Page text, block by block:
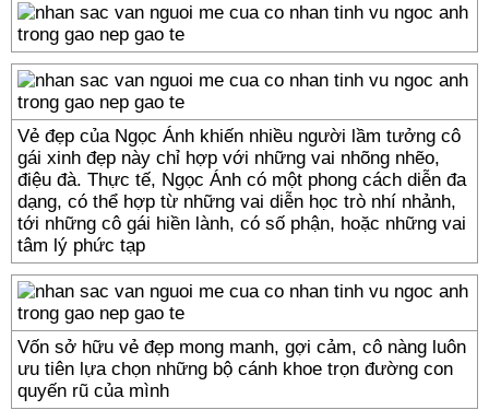
Vẻ đẹp của Ngọc Ánh khiến nhiều người lầm tưởng cô
gái xinh đẹp này chỉ hợp với những vai nhõng nhẽo,
điệu đà. Thực tế, Ngọc Ánh có một phong cách diễn đa
dạng, có thể hợp từ những vai diễn học trò nhí nhảnh,
tới những cô gái hiền lành, có số phận, hoặc những vai
tâm lý phức tạp
Vốn sở hữu vẻ đẹp mong manh, gợi cảm, cô nàng luôn
ưu tiên lựa chọn những bộ cánh khoe trọn đường con
quyến rũ của mình